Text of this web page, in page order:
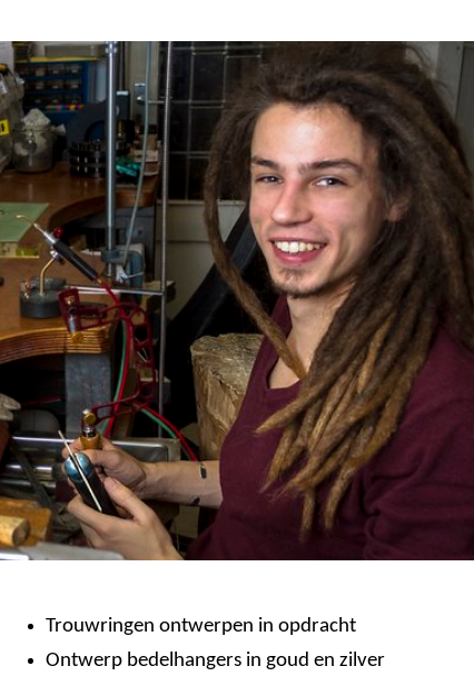
Trouwringen ontwerpen in opdracht
Ontwerp bedelhangers in goud en zilver